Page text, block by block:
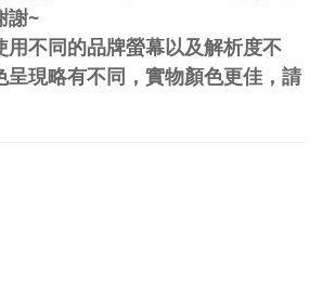
謝~
用不同的品牌螢幕以及解析度不
呈現略有不同，實物顏色更佳，請